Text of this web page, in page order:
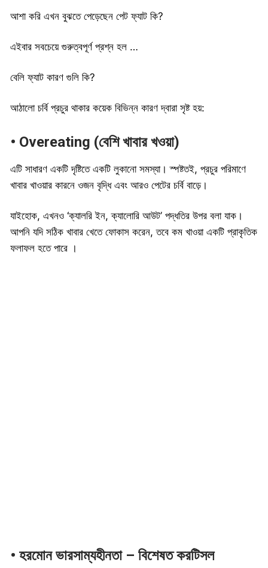
আশা করি এখন বুঝতে পেড়েছেন পেট ফ্যাট কি?
এইবার সবচেয়ে গুরুত্বপূর্ণ প্রশ্ন হল …
বেলি ফ্যাট কারণ গুলি কি?
আঠালো চর্বি প্রচুর থাকার কয়েক বিভিন্ন কারণ দ্বারা সৃষ্ট হয়:
• Overeating (বেশি খাবার খওয়া)
এটি সাধারণ একটি দৃষ্টিতে একটি লুকানো সমস্যা। স্পষ্টতই, প্রচুর পরিমাণে
খাবার খাওয়ার কারনে ওজন বৃদ্ধি এবং আরও পেটের চর্বি বাড়ে।
যাইহোক, এখনও ‘ক্যালরি ইন, ক্যালোরি আউট’ পদ্ধতির উপর বলা যাক।
আপনি যদি সঠিক খাবার খেতে ফোকাস করেন, তবে কম খাওয়া একটি প্রাকৃতিক
ফলাফল হতে পারে ।
• হরমোন ভারসাম্যহীনতা – বিশেষত করটিসল